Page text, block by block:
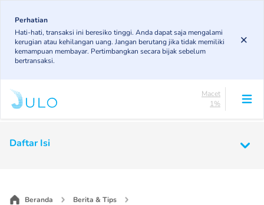
main
content
Perhatian
Hati-hati, transaksi ini beresiko tinggi. Anda dapat saja mengalami
kerugian atau kehilangan uang. Jangan berutang jika tidak memiliki
kemampuan membayar. Pertimbangkan secara bijak sebelum
bertransaksi.
Main
5.78%
KL
4.96%
Macet
1%
Daftar Isi
Beranda
Berita & Tips